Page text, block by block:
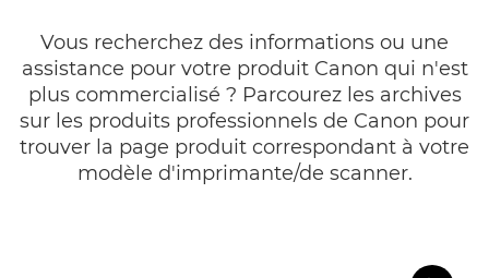
Vous recherchez des informations ou une
assistance pour votre produit Canon qui n'est
plus commercialisé ? Parcourez les archives
sur les produits professionnels de Canon pour
trouver la page produit correspondant à votre
modèle d'imprimante/de scanner.